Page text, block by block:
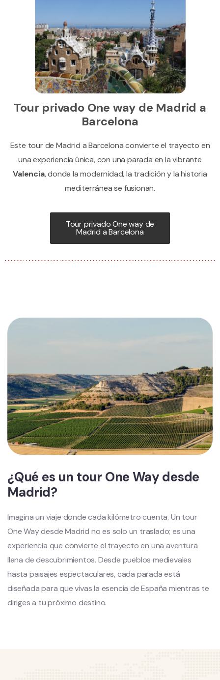
Tour privado One way de Madrid a
Barcelona
Este tour de Madrid a Barcelona convierte el trayecto en
una experiencia única, con una parada en la vibrante
Valencia, donde la modernidad, la tradición y la historia
mediterránea se fusionan.
Tour privado One way de
Madrid a Barcelona
¿Qué es un tour One Way desde
Madrid?
Imagina un viaje donde cada kilómetro cuenta. Un tour
One Way desde Madrid no es solo un traslado; es una
experiencia que convierte el trayecto en una aventura
llena de descubrimientos. Desde pueblos medievales
hasta paisajes espectaculares, cada parada está
diseñada para que vivas la esencia de España mientras te
diriges a tu próximo destino.